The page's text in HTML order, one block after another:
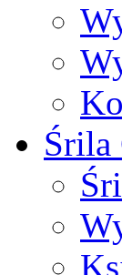
Śrila